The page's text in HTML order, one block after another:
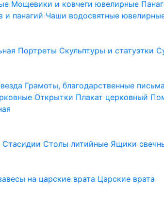
Мощевики и ковчеги ювелирные
и панагий Чаши водосвятные
Портреты Скульптуры и статуэтки
Грамоты, благодарственные письма
Открытки Плакат церковный
Стасидии Столы литийные Ящики
на царские врата Царские врата